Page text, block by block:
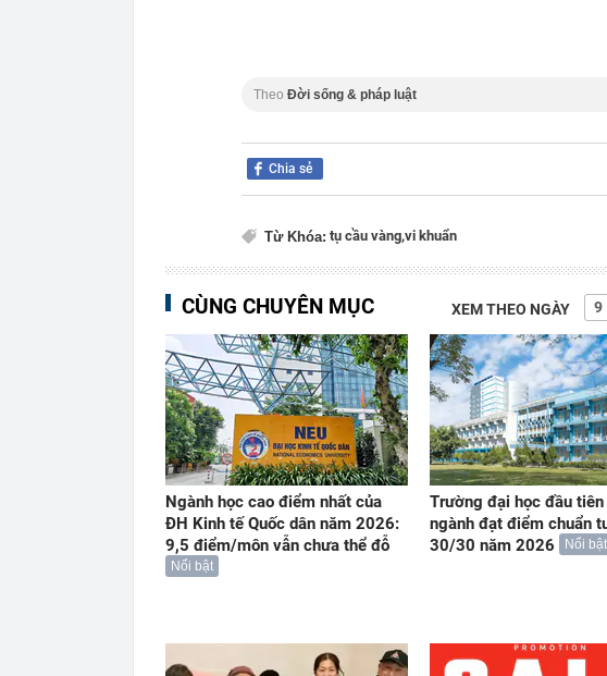
Theo Đời sống & pháp luật
Chia sẻ
Từ Khóa: tụ cầu vàng,vi khuẩn
CÙNG CHUYÊN MỤC XEM THEO NGÀY
Ngành học cao điểm nhất của
ĐH Kinh tế Quốc dân năm 2026:
9,5 điểm/môn vẫn chưa thể đỗ
Nổi bật
Trường đại học đầu tiên
ngành đạt điểm chuẩn
30/30 năm 2026
Nổi bật